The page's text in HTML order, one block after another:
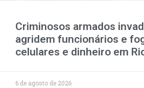
Criminosos armados
agridem funcionários e
celulares e dinheiro em
6 de agosto de 2026